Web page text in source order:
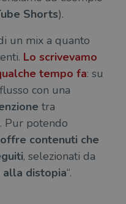
Shorts).
un mix a quanto
Lo scrivevamo
tempo fa: su
con una
tra
Pur potendo
contenuti che
, selezionati da
distopia“.